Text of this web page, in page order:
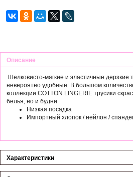
Описание
Шелковисто-мягкие и эластичные дерзкие
невероятно удобные. В большом
коллекции COTTON LINGERIE трусики
белья, но и будни
Низкая посадка
Импортный хлопок / нейлон /
Характеристики